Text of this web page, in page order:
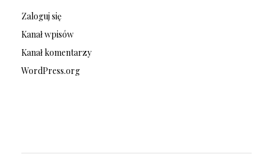
Zaloguj się
Kanał wpisów
Kanał komentarzy
WordPress.org